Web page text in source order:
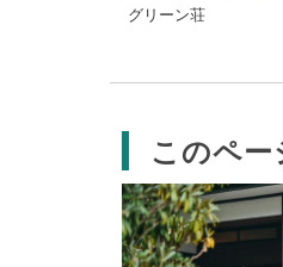
グリーン荘
このペ